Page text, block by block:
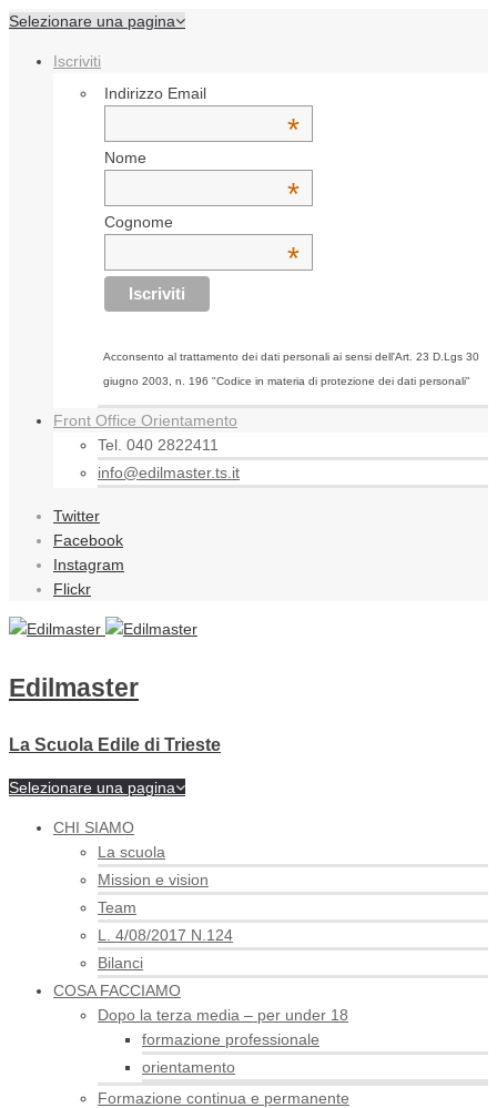
Selezionare una pagina
Iscriviti
Indirizzo Email
*
Nome
*
Cognome
*
Acconsento al trattamento dei dati personali ai sensi dell'Art. 23 D.Lgs 30
giugno 2003, n. 196 "Codice in materia di protezione dei dati personali"
Front Office Orientamento
Tel. 040 2822411
info@edilmaster.ts.it
Twitter
Facebook
Instagram
Flickr
Edilmaster
La Scuola Edile di Trieste
Selezionare una pagina
CHI SIAMO
La scuola
Mission e vision
Team
L. 4/08/2017 N.124
Bilanci
COSA FACCIAMO
Dopo la terza media – per under 18
formazione professionale
orientamento
Formazione continua e permanente